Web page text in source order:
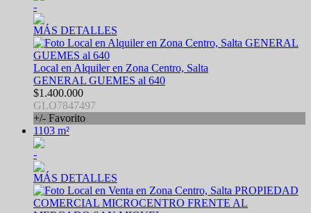
-
MÁS DETALLES
Local en Alquiler en Zona Centro, Salta
GENERAL GUEMES al 640
$1.400.000
GLO7847497
+/- Favorito
1103 m²
-
MÁS DETALLES